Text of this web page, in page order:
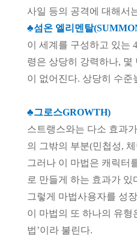
사일 등의 공격에 대해서
♣섬온 엘리멘탈
이 세계를 구성하고 있는
령은 상당히 강력하나,
이 없어진다. 상당히 수
♣그로스GROWTH)
스트랭스와는 다소 효과
의 그밖의 부분(민첩성,
그러나 이 마법은 캐릭터
로 만들게 하는 효과가 있
그렇게 마법사용자를 성
이 마법의 또 하나의 유형
법’이라 불린다.